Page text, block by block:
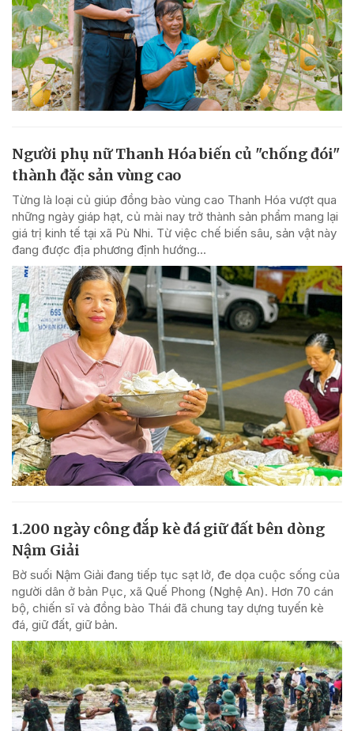
Người phụ nữ Thanh Hóa biến củ "chống đói"
thành đặc sản vùng cao
Từng là loại củ giúp đồng bào vùng cao Thanh Hóa vượt qua
những ngày giáp hạt, củ mài nay trở thành sản phẩm mang lại
giá trị kinh tế tại xã Pù Nhi. Từ việc chế biến sâu, sản vật này
đang được địa phương định hướng...
1.200 ngày công đắp kè đá giữ đất bên dòng
Nậm Giải
Bờ suối Nậm Giải đang tiếp tục sạt lở, đe dọa cuộc sống của
người dân ở bản Pục, xã Quế Phong (Nghệ An). Hơn 70 cán
bộ, chiến sĩ và đồng bào Thái đã chung tay dựng tuyến kè
đá, giữ đất, giữ bản.